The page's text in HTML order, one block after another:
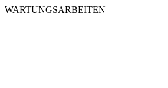
WARTUNGSARBEITEN